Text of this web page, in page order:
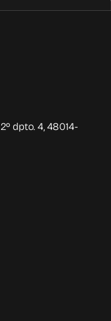
dpto. 4, 48014-